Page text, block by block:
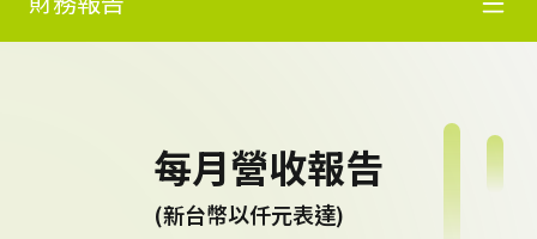
每月營收報告
(新台幣以仟元表達)